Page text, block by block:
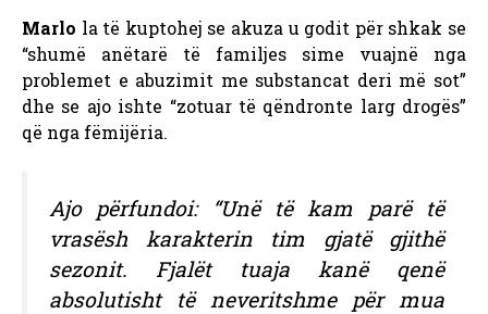
Marlo la të kuptohej se akuza u godit për shkak se
“shumë anëtarë të familjes sime vuajnë nga
problemet e abuzimit me substancat deri më sot”
dhe se ajo ishte “zotuar të qëndronte larg drogës”
që nga fëmijëria.
Ajo përfundoi: “Unë të kam parë të
vrasësh karakterin tim gjatë gjithë
sezonit. Fjalët tuaja kanë qenë
absolutisht të neveritshme për mua